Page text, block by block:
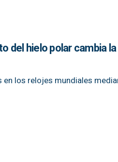
del hielo polar cambia la
los relojes mundiales